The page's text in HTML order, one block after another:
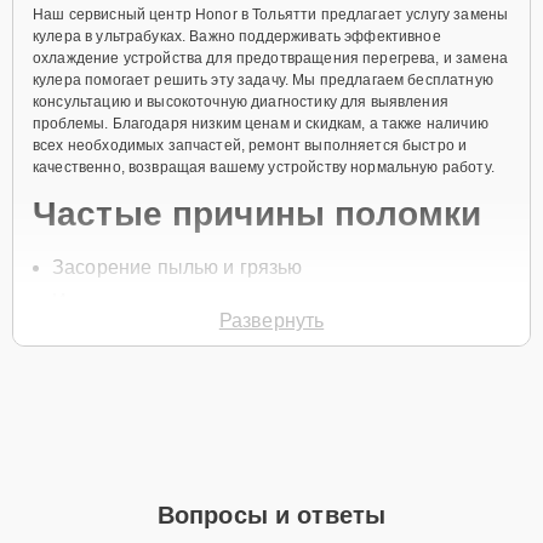
Наш сервисный центр Honor в Тольятти предлагает услугу замены
кулера в ультрабуках. Важно поддерживать эффективное
охлаждение устройства для предотвращения перегрева, и замена
кулера помогает решить эту задачу. Мы предлагаем бесплатную
консультацию и высокоточную диагностику для выявления
проблемы. Благодаря низким ценам и скидкам, а также наличию
всех необходимых запчастей, ремонт выполняется быстро и
качественно, возвращая вашему устройству нормальную работу.
Частые причины поломки
Засорение пылью и грязью
Перегрев устройства
диагностику или обслуживание.
Развернуть
Вопросы и ответы